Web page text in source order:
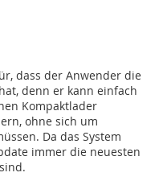
dass der Anwender die
denn er kann einfach
Kompaktlader
ohne sich um
Da das System
immer die neuesten